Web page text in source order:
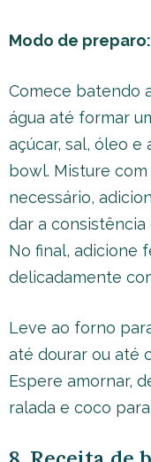
Modo de preparo:
Comece batendo
água até formar
açúcar, sal, óleo e
bowl. Misture
necessário,
dar a consistência
No final, adicione
delicadamente
Leve ao forno
até dourar ou até
Espere amornar,
ralada e coco